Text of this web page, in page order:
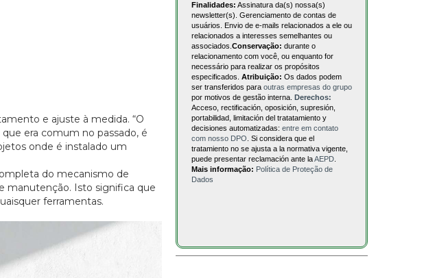
e ajuste à medida. “O
era comum no passado, é
onde é instalado um
do mecanismo de
manutenção. Isto significa que
ferramentas.
Finalidades: Assinatura da(s) nossa(s)
newsletter(s). Gerenciamento de contas de
usuários. Envio de e-mails relacionados a ele ou
relacionados a interesses semelhantes ou
associados. Conservação: durante o
relacionamento com você, ou enquanto for
necessário para realizar os propósitos
especificados. Atribuição: Os dados podem
ser transferidos para outras empresas do grupo
por motivos de gestão interna. Derechos:
Acceso, rectificación, oposición, supresión,
portabilidad, limitación del tratatamiento y
decisiones automatizadas: entre em contato
com nosso DPO . Si considera que el
tratamiento no se ajusta a la normativa vigente,
puede presentar reclamación ante laAEPD
Mais informação: Política de Proteção de
Dados